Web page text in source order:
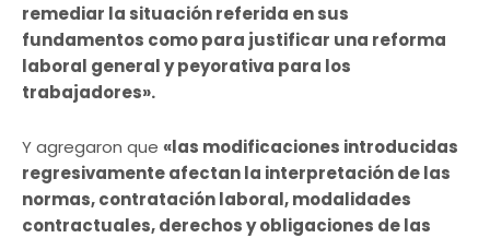
remediar la situación referida en sus
fundamentos como para justificar una reforma
laboral general y peyorativa para los
trabajadores».
Y agregaron que «las modificaciones introducidas
regresivamente afectan la interpretación de las
normas, contratación laboral, modalidades
contractuales, derechos y obligaciones de las